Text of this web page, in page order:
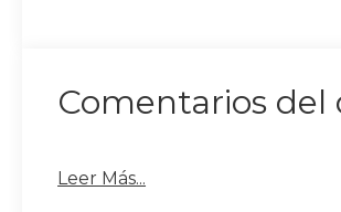
Comentarios
Leer Más...